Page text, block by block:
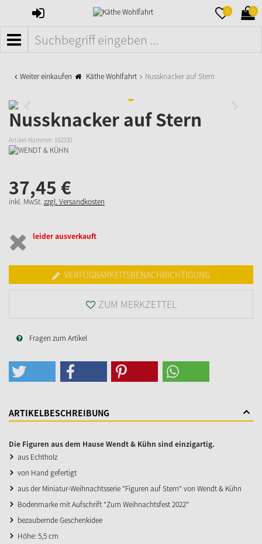
ANMELDEN 0 0
MENÜ
Weiter einkaufen Käthe Wohlfahrt Nussknacker auf Stern
Nussknacker auf Stern
Artikel-Nummer: 162230
37,45 €
inkl. MwSt. zzgl. Versandkosten
leider ausverkauft
VERFÜGBARKEITSBENACHRICHTIGUNG
ZUM MERKZETTEL
Fragen zum Artikel
ARTIKELBESCHREIBUNG
Die Figuren aus dem Hause Wendt & Kühn sind einzigartig.
aus Echtholz
von Hand gefertigt
aus der Miniatur-Weihnachtsserie "Figuren auf Stern" von Wendt & Kühn
Bodenmarke mit Aufschrift "Zum Weihnachtsfest 2022"
bezaubernde Geschenkidee
Höhe: 5,5 cm